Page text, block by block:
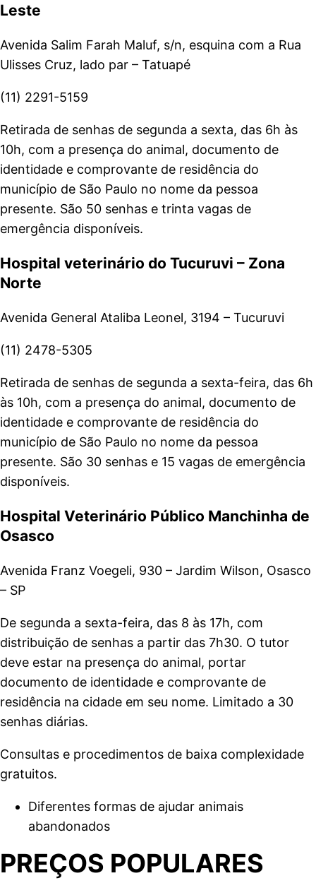
Leste
Avenida Salim Farah Maluf, s/n, esquina com a Rua
Ulisses Cruz, lado par – Tatuapé
(11) 2291-5159
Retirada de senhas de segunda a sexta, das 6h às
10h, com a presença do animal, documento de
identidade e comprovante de residência do
município de São Paulo no nome da pessoa
presente. São 50 senhas e trinta vagas de
emergência disponíveis.
Hospital veterinário do Tucuruvi – Zona
Norte
Avenida General Ataliba Leonel, 3194 – Tucuruvi
(11) 2478-5305
Retirada de senhas de segunda a sexta-feira, das 6h
às 10h, com a presença do animal, documento de
identidade e comprovante de residência do
município de São Paulo no nome da pessoa
presente. São 30 senhas e 15 vagas de emergência
disponíveis.
Hospital Veterinário Público Manchinha de
Osasco
Avenida Franz Voegeli, 930 – Jardim Wilson, Osasco
– SP
De segunda a sexta-feira, das 8 às 17h, com
distribuição de senhas a partir das 7h30. O tutor
deve estar na presença do animal, portar
documento de identidade e comprovante de
residência na cidade em seu nome. Limitado a 30
senhas diárias.
Consultas e procedimentos de baixa complexidade
gratuitos.
Diferentes formas de ajudar animais
abandonados
PREÇOS POPULARES